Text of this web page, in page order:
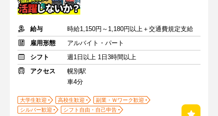
給与
時給1,150円～1,180円以上＋交通費規定支給
雇用形態
アルバイト・パート
シフト
週1日以上 1日3時間以上
アクセス
幌別駅
車4分
大学生歓迎 高校生歓迎
副業・Ｗワーク歓迎
シルバー歓迎
シフト自由・自己申告